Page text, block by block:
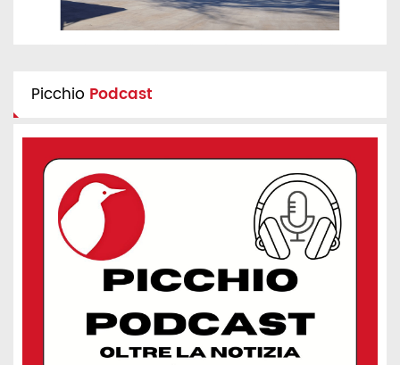
Picchio Podcast